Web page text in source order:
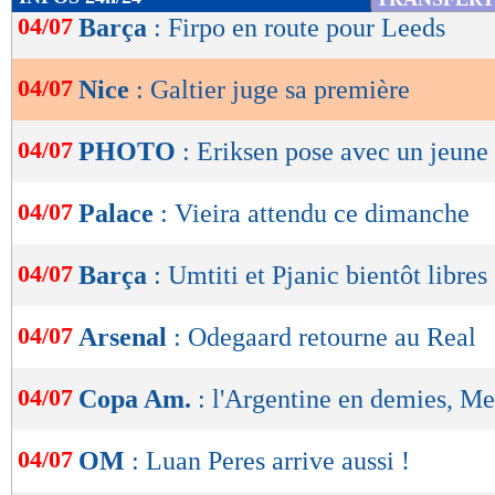
de
OK
04/07 Barça : Firpo en route pour Leeds
04/07 Nice : Galtier juge sa première
04/07 PHOTO : Eriksen pose avec un
04/07 Palace : Vieira attendu ce dimanche
04/07 Barça : Umtiti et Pjanic bientôt libres
04/07 Arsenal : Odegaard retourne au Real
04/07 Copa Am. : l'Argentine en demies,
04/07 OM : Luan Peres arrive aussi !